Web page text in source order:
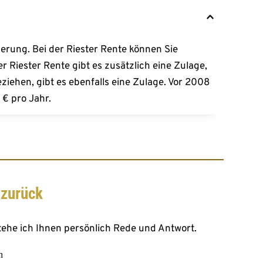
Bei der Riester Rente können Sie
Riester Rente gibt es zusätzlich eine Zulage,
gibt es ebenfalls eine Zulage. Vor 2008
pro Jahr.
ich Ihnen persönlich Rede und Antwort.